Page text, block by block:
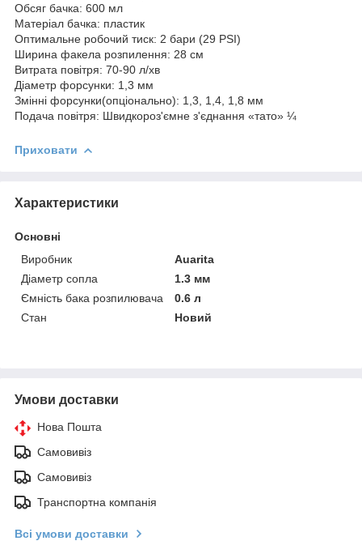
Обсяг бачка: 600 мл
Матеріал бачка: пластик
Оптимальне робочий тиск: 2 бари (29 PSI)
Ширина факела розпилення: 28 см
Витрата повітря: 70-90 л/хв
Діаметр форсунки: 1,3 мм
Змінні форсунки(опціонально): 1,3, 1,4, 1,8 мм
Подача повітря: Швидкороз'ємне з'єднання «тато» ¼
Приховати
Характеристики
Основні
Виробник
Auarita
Діаметр сопла
1.3 мм
Ємність бака розпилювача
0.6 л
Стан
Новий
Умови доставки
Нова Пошта
Самовивіз
Самовивіз
Транспортна компанія
Всі умови доставки